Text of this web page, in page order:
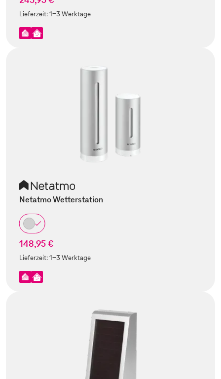
Lieferzeit:1-3 Werktage
Netatmo Wetterstation
148,95 €
Lieferzeit:1-3 Werktage